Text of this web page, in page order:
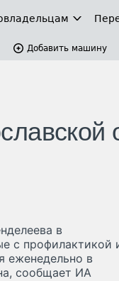
Добавить машину
в
с профилактикой
еженедельно в
сообщает ИА